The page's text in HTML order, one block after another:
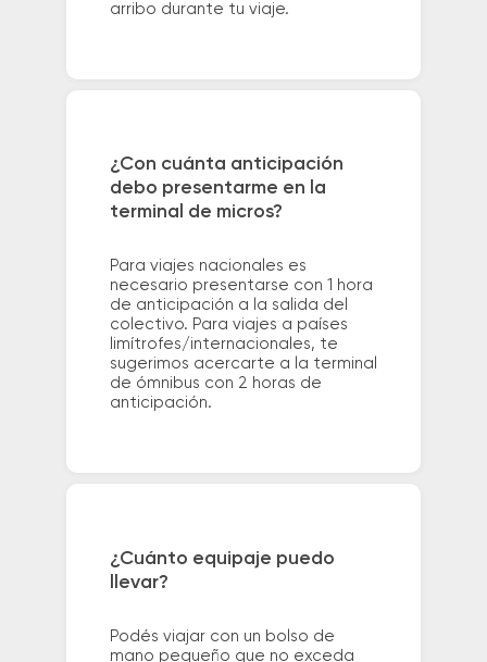
arribo durante tu viaje.
¿Con cuánta anticipación
debo presentarme en la
terminal de micros?
Para viajes nacionales es
necesario presentarse con 1 hora
de anticipación a la salida del
colectivo. Para viajes a países
limítrofes/internacionales, te
sugerimos acercarte a la terminal
de ómnibus con 2 horas de
anticipación.
¿Cuánto equipaje puedo
llevar?
Podés viajar con un bolso de
mano pequeño que no exceda